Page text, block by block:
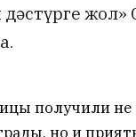
жол»
получили не
но и